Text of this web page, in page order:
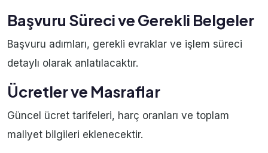
Başvuru Süreci ve Gerekli Belgeler
Başvuru adımları, gerekli evraklar ve işlem süreci
detaylı olarak anlatılacaktır.
Ücretler ve Masraflar
Güncel ücret tarifeleri, harç oranları ve toplam
maliyet bilgileri eklenecektir.